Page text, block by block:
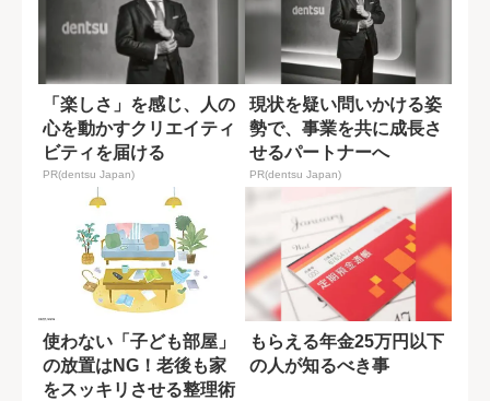
「楽しさ」を感じ、人の
心を動かすクリエイティ
ビティを届ける
PR(dentsu Japan)
現状を疑い問いかける姿
勢で、事業を共に成長さ
せるパートナーへ
PR(dentsu Japan)
使わない「子ども部屋」
の放置はNG！老後も家
をスッキリさせる整理術
もらえる年金25万円以下
の人が知るべき事